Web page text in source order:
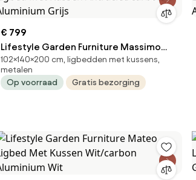
€ 799
Lifestyle Garden Furniture Massimo
Ligbed Met Kussen Antraciet/carbon
Aluminium Grijs
102×140×200 cm, ligbedden met kussens,
metalen
Op voorraad
Gratis bezorging